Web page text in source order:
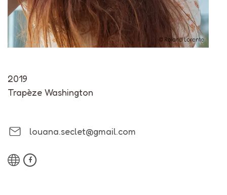
2019
Trapèze Washington
louana.seclet@gmail.com